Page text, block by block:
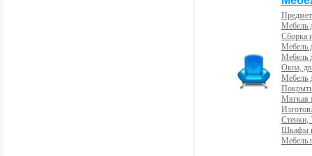
Мебель
Сборка
Мебель
Мебель
Окна,
Мебель
Мягкая
Стенки,
Шкафы
Мебель